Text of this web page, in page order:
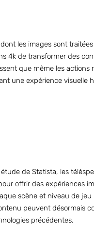
les images sont
4k de transformer des
que même les actions
une expérience visuelle
de Statista, les
offrir des expériences
scène et niveau de
peuvent désormais
précédentes.